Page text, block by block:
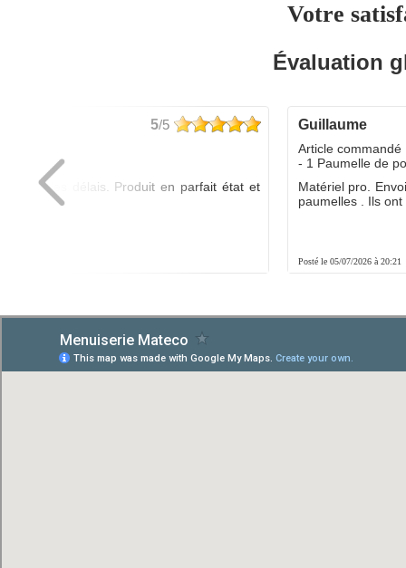
Votre
Évaluation
5/5
dans les délais. Produit en parfait état et
guillaume
Posté le 05/07/2026 à 20:21
Article commandé
- 1 Paumelle de
Matériel pro.
paumelles . Ils ont